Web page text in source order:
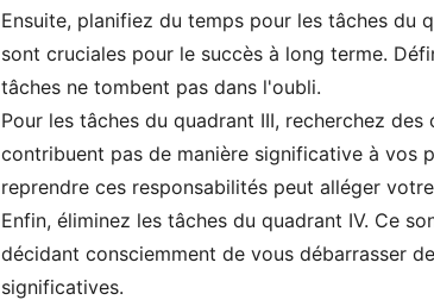
Ensuite, planifiez du temps pour les tâches du
sont cruciales pour le succès à long terme.
tâches ne tombent pas dans l'oubli.
Pour les tâches du quadrant III, recherchez
contribuent pas de manière significative à vos
reprendre ces responsabilités peut alléger
Enfin, éliminez les tâches du quadrant IV. Ce
décidant consciemment de vous débarrasser
significatives.